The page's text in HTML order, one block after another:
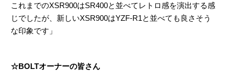
これまでのXSR900はSR400と並べてレトロ感を演出する感
じでしたが、新しいXSR900はYZF-R1と並べても良さそう
な印象です」
☆BOLTオーナーの皆さん